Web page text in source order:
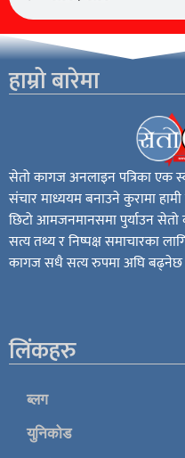
हाम्रो बारेमा
सेतो कागज अनलाइन पत्रिका एक
संचार माध्ययम बनाउने कुरामा
छिटो आमजनमानसमा पुर्याउन सेतो
सत्य तथ्य र निष्पक्ष समाचारका
कागज सधै सत्य रुपमा अघि बढ्नेछ
लिंकहरु
ब्लग
युनिकोड